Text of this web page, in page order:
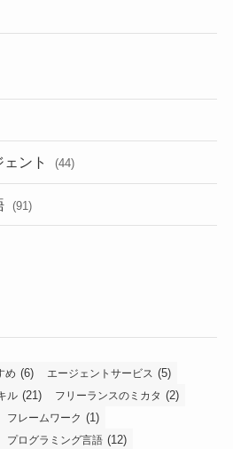
ント (44)
(91)
め (6) エージェントサービス (5)
ル (21) フリーランスのミカタ (2)
フレームワーク (1)
プログラミング言語 (12)